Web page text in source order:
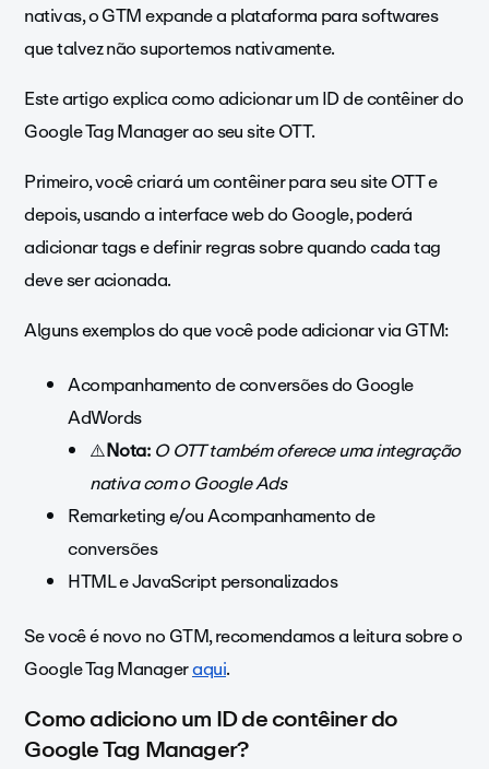
nativas, o GTM expande a plataforma para softwares
que talvez não suportemos nativamente.
Este artigo explica como adicionar um ID de contêiner do
Google Tag Manager ao seu site OTT.
Primeiro, você criará um contêiner para seu site OTT e
depois, usando a interface web do Google, poderá
adicionar tags e definir regras sobre quando cada tag
deve ser acionada.
Alguns exemplos do que você pode adicionar via GTM:
Acompanhamento de conversões do Google
AdWords
⚠️Nota: O OTT também oferece uma integração
nativa com o Google Ads
Remarketing e/ou Acompanhamento de
conversões
HTML e JavaScript personalizados
Se você é novo no GTM, recomendamos a leitura sobre o
Google Tag Manageraqui.
Como adiciono um ID de contêiner do
Google Tag Manager?